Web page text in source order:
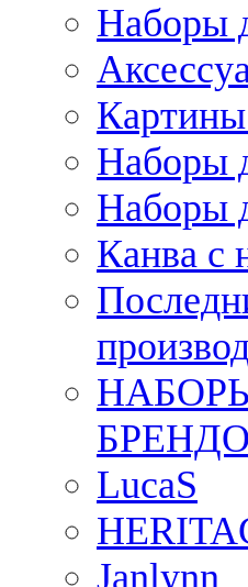
Наборы
Наборы
Наборы
Канва с
LucaS
Janlynn